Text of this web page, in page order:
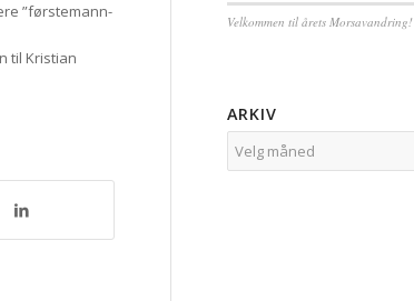
”førstemann-
til Kristian
Velkommen til årets Morsavandring!
ARKIV